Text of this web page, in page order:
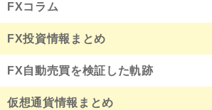
FXコラム
FX投資情報まとめ
FX自動売買を検証した軌跡
仮想通貨情報まとめ